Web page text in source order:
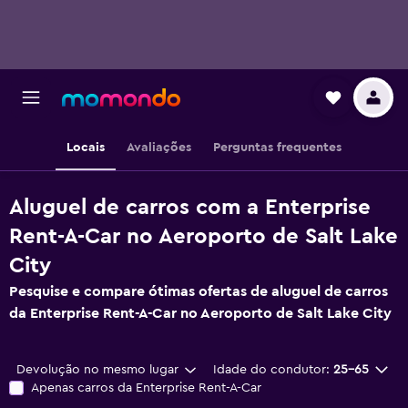
Locais Avaliações Perguntas frequentes
Aluguel de carros com a Enterprise
Rent-A-Car no Aeroporto de Salt Lake
City
Pesquise e compare ótimas ofertas de aluguel de carros
da Enterprise Rent-A-Car no Aeroporto de Salt Lake City
Devolução no mesmo lugar Idade do condutor: 25-65
Apenas carros da Enterprise Rent-A-Car